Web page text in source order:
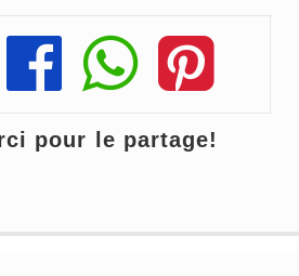
Share
Share
Share
pour le partage!